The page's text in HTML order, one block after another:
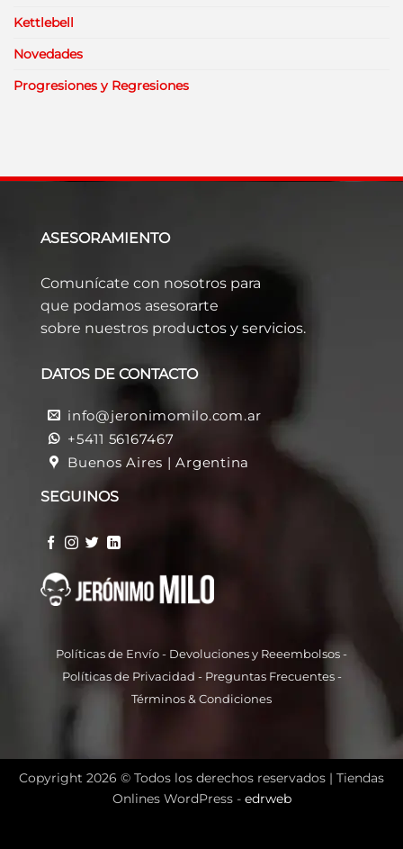
Kettlebell
Novedades
Progresiones y Regresiones
ASESORAMIENTO
Comunícate con nosotros para
que podamos asesorarte
sobre nuestros productos y servicios.
DATOS DE CONTACTO
info@jeronimomilo.com.ar
+5411 56167467
Buenos Aires | Argentina
SEGUINOS
Políticas de Envío - Devoluciones y Reeembolsos -
Políticas de Privacidad - Preguntas Frecuentes-
Términos & Condiciones
Copyright 2026 © Todos los derechos reservados | Tiendas
Onlines WordPress - edrweb